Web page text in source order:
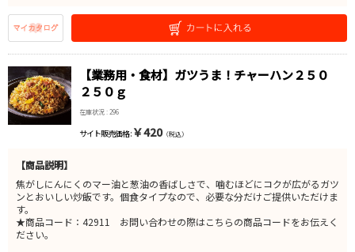
【業務用・食材】ガツうま！チャーハン２５０
２５０ｇ
在庫状況 : 296
サイト販売価格 : ￥420（税込）
【商品説明】
焦がしにんにくのマー油と葱油の香ばしさで、噛むほどにコクが広がるガツ
ンとおいしい炒飯です。個食タイプなので、必要な分だけご提供いただけま
す。
★商品コード：42911 お問い合わせの際はこちらの商品コードをお伝えく
ださい。